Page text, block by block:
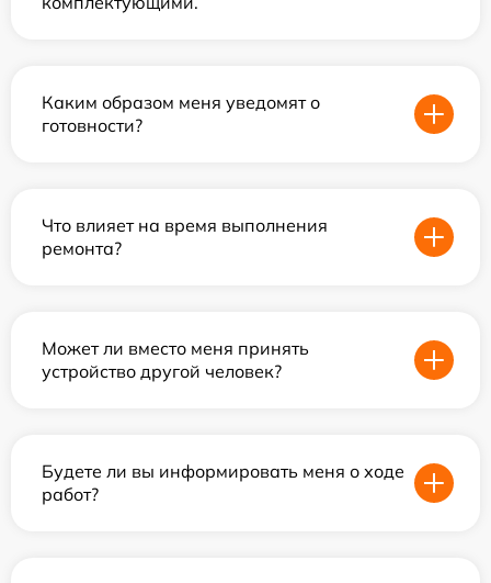
Каким образом меня уведомят о
готовности?
Что влияет на время выполнения
ремонта?
Может ли вместо меня принять
устройство другой человек?
Будете ли вы информировать меня о ходе
работ?